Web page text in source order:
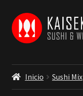
Ir
navegación
Ir
páginaInicio Sushi Mix